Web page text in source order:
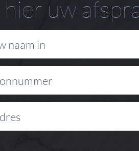
hier uw